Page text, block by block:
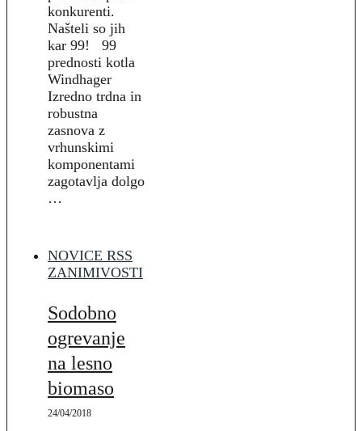
konkurenti.
Našteli so jih
kar 99! 99
prednosti kotla
Windhager
Izredno trdna in
robustna
zasnova z
vrhunskimi
komponentami
zagotavlja dolgo
…
NOVICE RSS
ZANIMIVOSTI
Sodobno
ogrevanje
na lesno
biomaso
24/04/2018